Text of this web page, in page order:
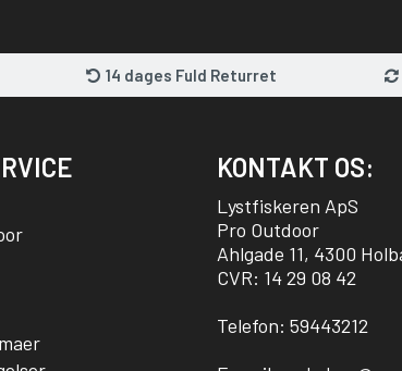
14 dages Fuld Returret
KONTAKT OS:
Lystfiskeren ApS
Pro Outdoor
Ahlgade 11, 4300
CVR: 14 29 08 42
Telefon: 59443212